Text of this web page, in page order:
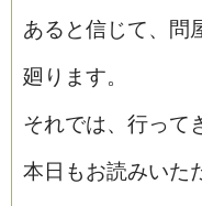
あると信じて、問
廻ります。
それでは、行って
本日もお読みいた